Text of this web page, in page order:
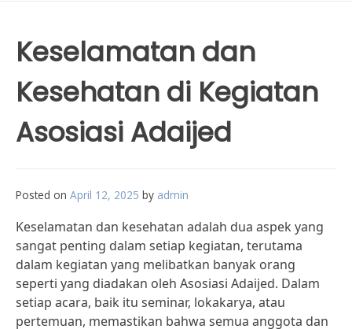
Keselamatan dan
Kesehatan di Kegiatan
Asosiasi Adaijed
Posted on April 12, 2025 by admin
Keselamatan dan kesehatan adalah dua aspek yang
sangat penting dalam setiap kegiatan, terutama
dalam kegiatan yang melibatkan banyak orang
seperti yang diadakan oleh Asosiasi Adaijed. Dalam
setiap acara, baik itu seminar, lokakarya, atau
pertemuan, memastikan bahwa semua anggota dan